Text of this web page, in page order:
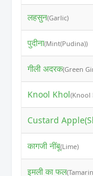
लहसुन(Garlic)
पुदीना(Mint(Pudina))
गीली अदरक(Green
Knool Khol(Knool
Custard
कागजी नींबू(Lime)
इमली का फल